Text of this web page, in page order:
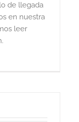
de llegada
en nuestra
leer